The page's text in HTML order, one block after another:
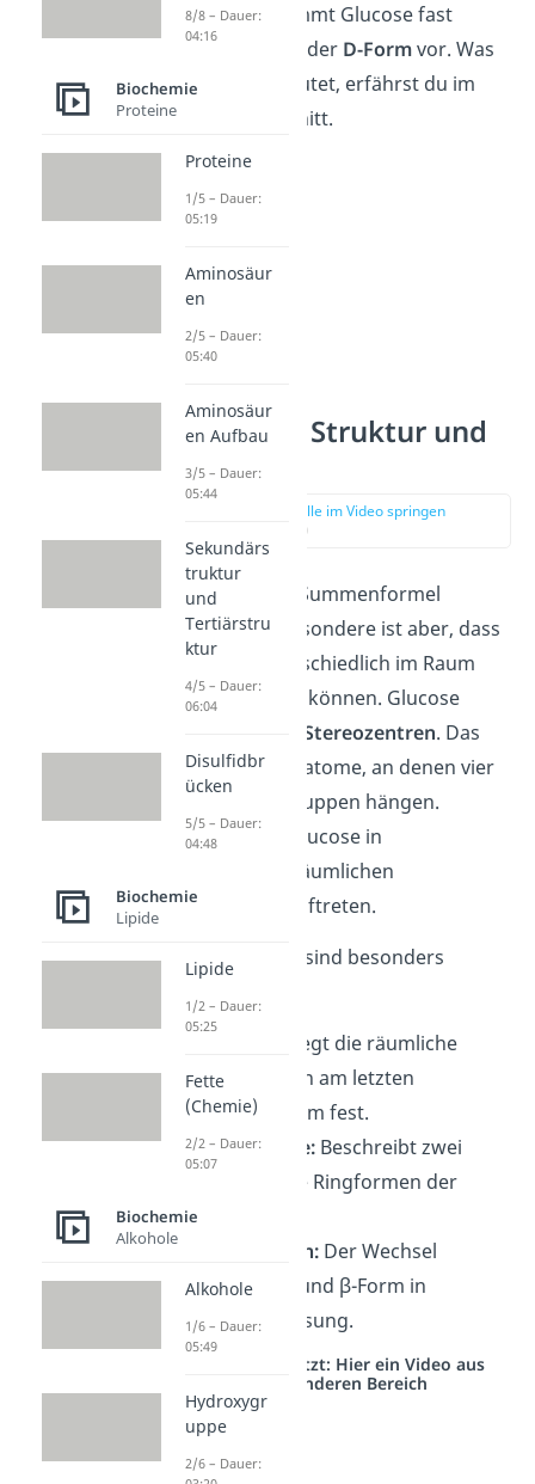
In der Natur kommt Glucose fast
ausschließlich in der D-Formvor. Was
das genau bedeutet, erfährst du im
nächsten Abschnitt.
D-Glucose: Struktur und
Anomere
zur Stelle im Video springen
(01:18)
Glucose hat die Summenformel
12O6. Das Besondere ist aber, dass
die Atome unterschiedlich im Raum
angeordnet sein können. Glucose
Stereozentren. Das
sind Kohlenstoffatome, an denen vier
verschiedene Gruppen hängen.
Dadurch kann Glucose in
verschiedenen räumlichen
Anordnungen auftreten.
Drei Strukturen
sind besonders
Legt die räumliche
Konfiguration am letzten
Stereozentrum fest.
α/β-Anomere:Beschreibt zwei
verschiedene Ringformen der
Glucose.
Mutarotation:Der Wechsel
zwischen α- und β-Form in
wässriger Lösung.
Studyflix vernetzt: Hier ein Video aus
einem anderen Bereich
8/8 – Dauer:
04:16
Biochemie
Proteine
Proteine
1/5 – Dauer:
05:19
Aminosäur
en
2/5 – Dauer:
05:40
Aminosäur
en Aufbau
3/5 – Dauer:
05:44
Sekundärs
truktur
und
Tertiärstru
ktur
4/5 – Dauer:
06:04
Disulfidbr
ücken
5/5 – Dauer:
04:48
Biochemie
Lipide
Lipide
1/2 – Dauer:
05:25
Fette
(Chemie)
2/2 – Dauer:
05:07
Biochemie
Alkohole
Alkohole
1/6 – Dauer:
05:49
Hydroxygr
uppe
2/6 – Dauer: